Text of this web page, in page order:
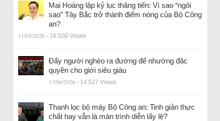
Mai Hoàng lập kỷ lục thăng tiến: Vì sao “ngôi
sao” Tây Bắc trở thành điểm nóng của Bộ Công
an?
11/05/2026 - 18.500 Views
Đẩy người nghèo ra đường để nhường đặc
quyền cho giới siêu giàu
17/06/2026 - 14.527 Views
Thanh lọc bộ máy Bộ Công an: Tinh giản thực
chất hay vẫn là màn trình diễn lấy lệ?